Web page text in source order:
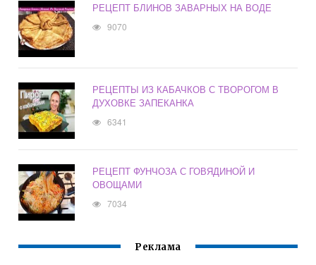
РЕЦЕПТ БЛИНОВ ЗАВАРНЫХ НА ВОДЕ
9070
РЕЦЕПТЫ ИЗ КАБАЧКОВ С ТВОРОГОМ В
ДУХОВКЕ ЗАПЕКАНКА
6341
РЕЦЕПТ ФУНЧОЗА С ГОВЯДИНОЙ И
ОВОЩАМИ
7034
Реклама